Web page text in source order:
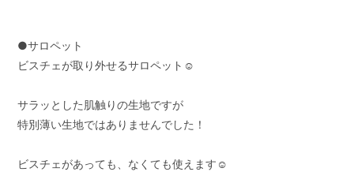
●サロペット
ビスチェが取り外せるサロペット☺︎
サラッとした肌触りの生地ですが
特別薄い生地ではありませんでした！
ビスチェがあっても、なくても使えます☺︎